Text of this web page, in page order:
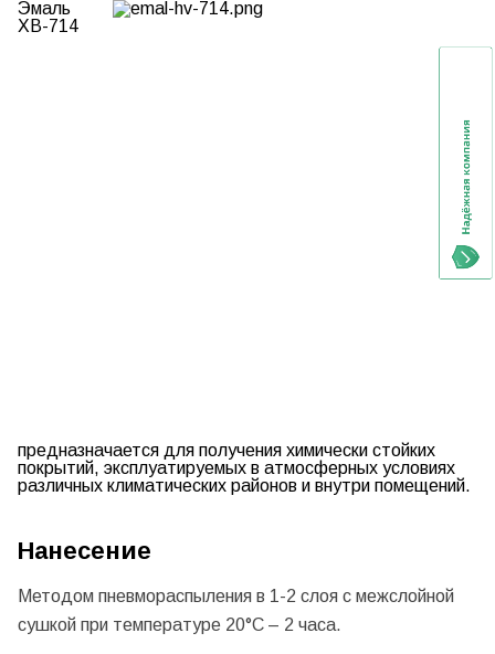
Эмаль
ХВ-714
предназначается для получения химически стойких
покрытий, эксплуатируемых в атмосферных условиях
различных климатических районов и внутри помещений.
Нанесение
Методом пневмораспыления в 1-2 слоя с межслойной
сушкой при температуре 20°С – 2 часа.